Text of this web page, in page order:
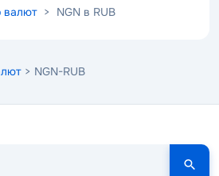
валют > NGN в RUB
> NGN-RUB